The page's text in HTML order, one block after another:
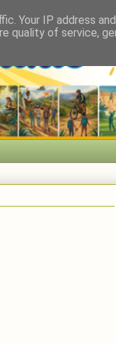
Your IP address
quality of service,